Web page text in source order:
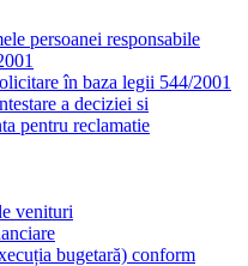
persoanei responsabile
în baza legii 544/2001
a deciziei si
pentru reclamatie
venituri
bugetară) conform